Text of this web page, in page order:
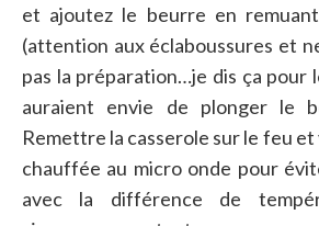
et ajoutez le beurre en
(attention aux éclaboussures et
pas la préparation…je dis ça pour
auraient envie de plonger le
Remettre la casserole sur le feu
chauffée au micro onde pour
avec la différence de